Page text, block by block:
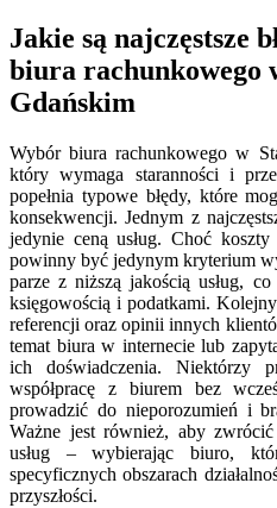
Jakie są najczęstsze
biura rachunkowego
Gdańskim
Wybór biura rachunkowego w
który wymaga staranności i
popełnia typowe błędy, które
konsekwencji. Jednym z
jedynie ceną usług. Choć
powinny być jedynym kryterium
parze z niższą jakością usług,
księgowością i podatkami.
referencji oraz opinii innych
temat biura w internecie lub
ich doświadczenia. Niektórzy
współpracę z biurem bez
prowadzić do nieporozumień i
Ważne jest również, aby
usług – wybierając biuro,
specyficznych obszarach
przyszłości.